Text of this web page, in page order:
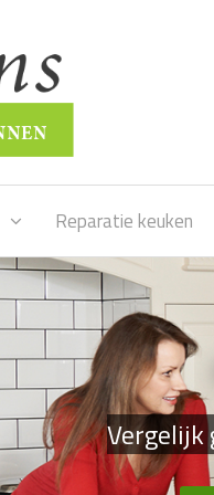
Reparatie keuken
Vergelijk